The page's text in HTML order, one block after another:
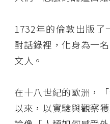
1732年的倫敦出版
對話錄裡，化身為一
文人。
在十八世紀的歐洲，
以來，以實驗與觀察